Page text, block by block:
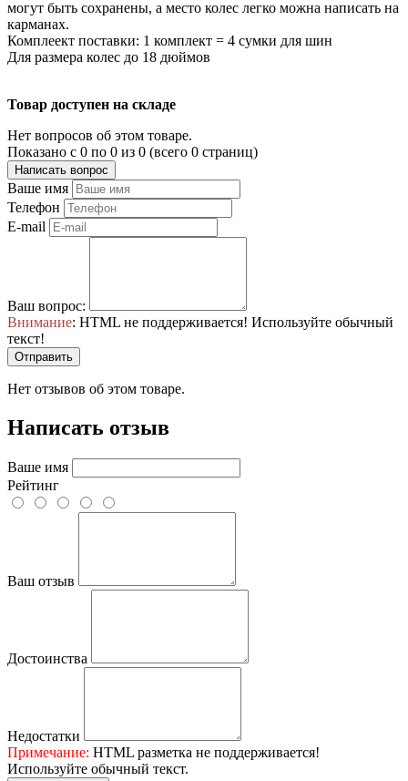
могут быть сохранены, а место колес легко можна написать на
карманах.
Комплеект поставки: 1 комплект = 4 сумки для шин
Для размера колес до 18 дюймов
Товар доступен на складе
Нет вопросов об этом товаре.
Показано с 0 по 0 из 0 (всего 0 страниц)
Написать вопрос
Ваше имя
Телефон
E-mail
Ваш вопрос:
Внимание: HTML не поддерживается! Используйте обычный
текст!
Отправить
Нет отзывов об этом товаре.
Написать отзыв
Ваше имя
Рейтинг
Ваш отзыв
Достоинства
Недостатки
Примечание: HTML разметка не поддерживается!
Используйте обычный текст.